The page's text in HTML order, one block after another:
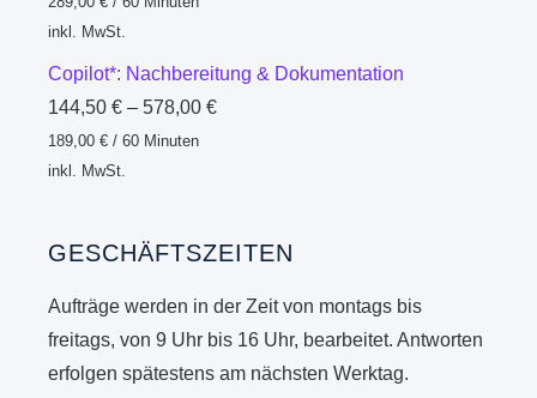
inkl. MwSt.
Copilot*: Nachbereitung & Dokumentation
144,50€ –578,00€
189,00€ /60 Minuten
inkl. MwSt.
GESCHÄFTSZEITEN
Aufträge werden in der Zeit von montags bis
freitags, von 9 Uhr bis 16 Uhr, bearbeitet. Antworten
erfolgen spätestens am nächsten Werktag.